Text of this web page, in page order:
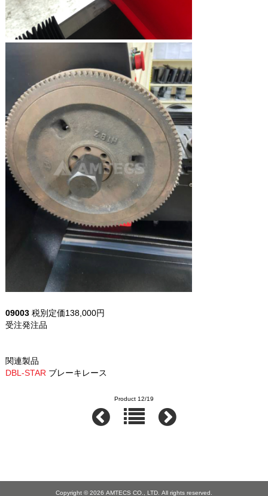
09003 税別定価138,000円
受注発注品
関連製品
DBL-STAR ブレーキレース
Product 12/19
Copyright © 2026 AMTECS CO., LTD. All rights reserved.